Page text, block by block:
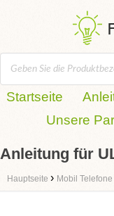
Startseite
Unsere
Anleitung für
Hauptseite › Mobil Telefone